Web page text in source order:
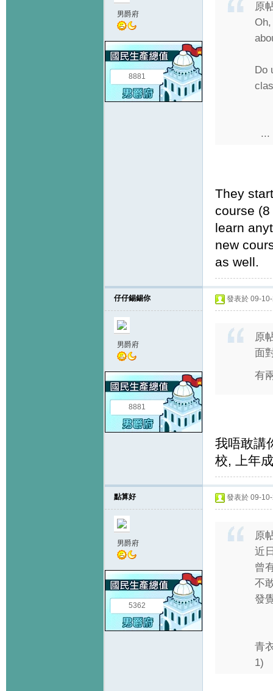
男爵府
8881
原
Do
...
They
course
learn
new
as well.
仔仔錫錫你
男爵府
8881
發表於 09-
原
面
有
我唔敢講
校, 上年
點算好
男爵府
5362
發表於 09-
原
近
曾
不
發
青
1)